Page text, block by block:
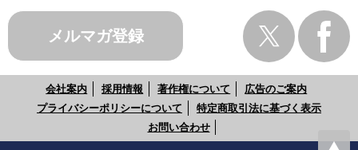
メルマガ登録
会社案内 採用情報 著作権について
広告のご案内
プライバシーポリシーについて
特定商取引法に基づく表示
お問い合わせ